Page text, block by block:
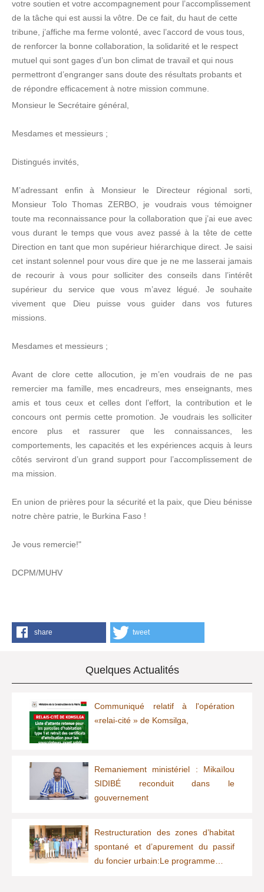
votre soutien et votre accompagnement pour l’accomplissement
de la tâche qui est aussi la vôtre. De ce fait, du haut de cette
tribune, j’affiche ma ferme volonté, avec l’accord de vous tous,
de renforcer la bonne collaboration, la solidarité et le respect
mutuel qui sont gages d’un bon climat de travail et qui nous
permettront d’engranger sans doute des résultats probants et
de répondre efficacement à notre mission commune.
Monsieur le Secrétaire général,
Mesdames et messieurs ;
Distingués invités,
M’adressant enfin à Monsieur le Directeur régional sorti,
Monsieur Tolo Thomas ZERBO, je voudrais vous témoigner
toute ma reconnaissance pour la collaboration que j’ai eue avec
vous durant le temps que vous avez passé à la tête de cette
Direction en tant que mon supérieur hiérarchique direct. Je saisi
cet instant solennel pour vous dire que je ne me lasserai jamais
de recourir à vous pour solliciter des conseils dans l’intérêt
supérieur du service que vous m’avez légué. Je souhaite
vivement que Dieu puisse vous guider dans vos futures
missions.
Mesdames et messieurs ;
Avant de clore cette allocution, je m’en voudrais de ne pas
remercier ma famille, mes encadreurs, mes enseignants, mes
amis et tous ceux et celles dont l’effort, la contribution et le
concours ont permis cette promotion. Je voudrais les solliciter
encore plus et rassurer que les connaissances, les
comportements, les capacités et les expériences acquis à leurs
côtés serviront d’un grand support pour l’accomplissement de
ma mission.
En union de prières pour la sécurité et la paix, que Dieu bénisse
notre chère patrie, le Burkina Faso !
Je vous remercie!"
DCPM/MUHV
share tweet
Quelques Actualités
Communiqué relatif à l'opération
«relai-cité » de Komsilga,
Remaniement ministériel : Mikaïlou
SIDIBÉ reconduit dans le
gouvernement
Restructuration des zones d’habitat
spontané et d’apurement du passif
du foncier urbain:Le programme…